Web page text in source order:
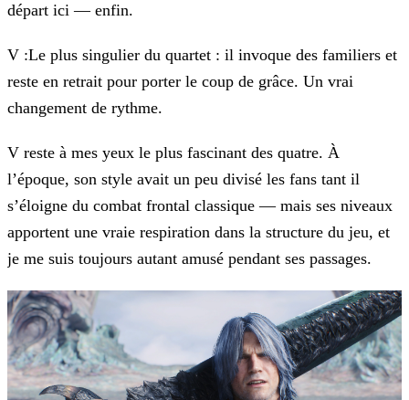
départ ici — enfin.
V :Le plus singulier du quartet : il invoque des familiers et
reste en retrait pour porter le coup de grâce. Un vrai
changement de rythme.
V reste à mes yeux le plus fascinant des quatre. À
l’époque, son style avait un peu divisé les fans tant il
s’éloigne du combat frontal classique — mais ses niveaux
apportent une vraie respiration dans la structure du jeu, et
je me suis toujours autant amusé pendant ses passages.